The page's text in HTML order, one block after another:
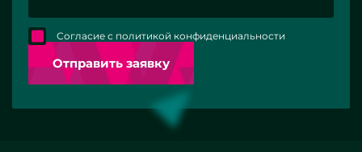
Отправить заявку
Согласие с политикой конфиденциальности